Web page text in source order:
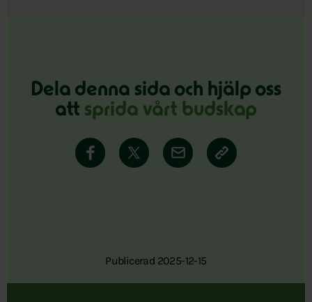
Dela denna sida och hjälp oss
att sprida vårt budskap
Publicerad 2025-12-15